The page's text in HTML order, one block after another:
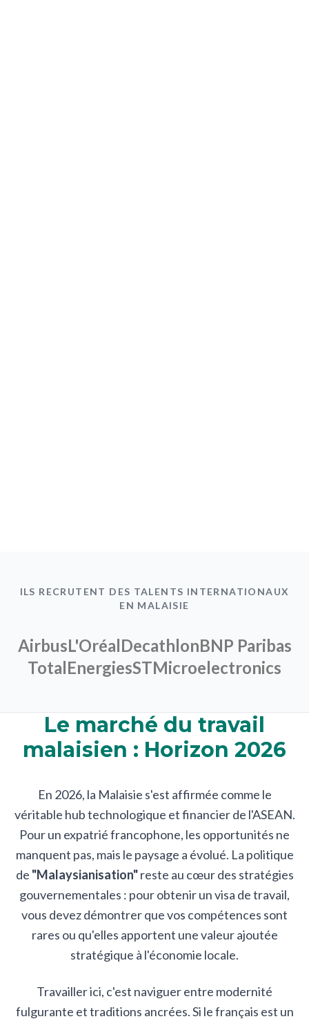
ILS RECRUTENT DES TALENTS INTERNATIONAUX
EN MALAISIE
AirbusL'OréalDecathlonBNP Paribas
TotalEnergiesSTMicroelectronics
Le marché du travail
malaisien : Horizon 2026
En 2026, la Malaisie s'est affirmée comme le
véritable hub technologique et financier de l'ASEAN.
Pour un expatrié francophone, les opportunités ne
manquent pas, mais le paysage a évolué. La politique
de "Malaysianisation"reste au cœur des stratégies
gouvernementales : pour obtenir un visa de travail,
vous devez démontrer que vos compétences sont
rares ou qu'elles apportent une valeur ajoutée
stratégique à l'économie locale.
Travailler ici, c'est naviguer entre modernité
fulgurante et traditions ancrées. Si le français est un